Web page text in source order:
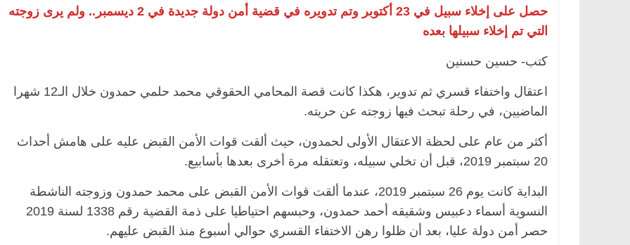
حصل على إخلاء سبيل في 23 أكتوبر وتم تدويره في قضية أمن دولة جديدة في 2 ديسمبر.. ولم يرى زوجته
التي تم إخلاء سبيلها بعده
كتب- حسين حسنين
اعتقال واختفاء قسري ثم تدوير، هكذا كانت قصة المحامي الحقوقي محمد حلمي حمدون خلال الـ12 شهرا
الماضيين، في رحلة تبحث فيها زوجته عن حريته.
أكثر من عام على لحظة الاعتقال الأولى لحمدون، حيث ألقت قوات الأمن القبض عليه على هامش أحداث
20 سبتمبر 2019، قبل أن تخلي سبيله، وتعتقله مرة أخرى بعدها بأسابيع.
البداية كانت يوم 26 سبتمبر 2019، عندما ألقت قوات الأمن القبض على محمد حمدون وزوجته الناشطة
النسوية أسماء دعبيس وشقيقه أحمد حمدون، وحبسهم احتياطيا على ذمة القضية رقم 1338 لسنة 2019
حصر أمن دولة عليا، بعد أن ظلوا رهن الاختفاء القسري حوالي أسبوع منذ القبض عليهم.
حسين عبدالهادي فارس مقاومة
21 فبراير، 2026
في ذكرى رحيله.. د. نور فرحات فقيه
قانوني دافع عن قضايا الوطن وانحاز
26 يناير، 2026
فاروق.. خبير اقتصادي
ميلاده وحيداً على أبواب